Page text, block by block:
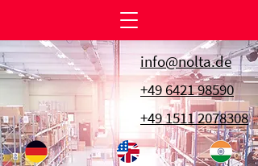
info@nolta.de
+49 6421 98590
+49 1511 2078308